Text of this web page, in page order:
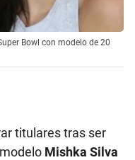
Bowl con modelo de 20
titulares tras ser
Mishka Silva